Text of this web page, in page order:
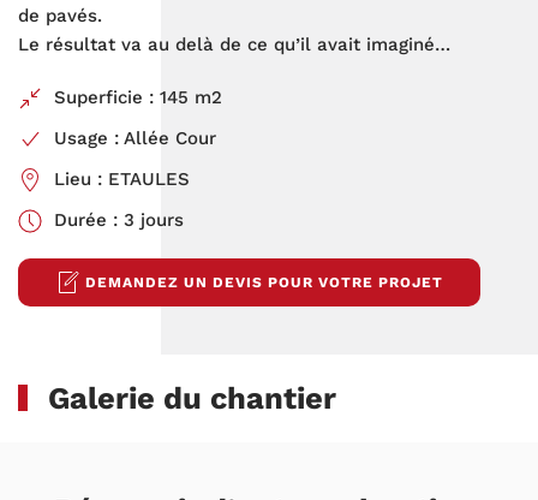
de pavés.
Le résultat va au delà de ce qu’il avait imaginé…
Superficie : 145 m2
Usage : Allée Cour
Lieu : ETAULES
Durée : 3 jours
DEMANDEZ UN DEVIS POUR VOTRE PROJET
Galerie du chantier